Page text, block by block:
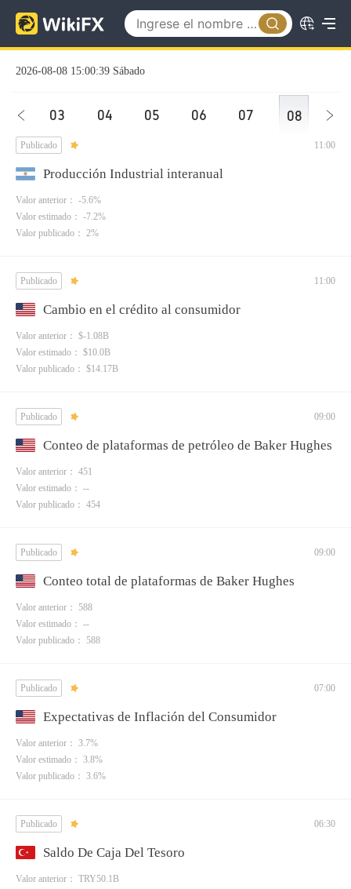
2026-08-08 15:00:39 Sábado
03 04 05 06 07 08
Publicado 11:00
Producción Industrial interanual
Valor anterior： -5.6%
Valor estimado： -7.2%
Valor publicado： 2%
Publicado 11:00
Cambio en el crédito al consumidor
Valor anterior： $-1.08B
Valor estimado： $10.0B
Valor publicado： $14.17B
Publicado 09:00
Conteo de plataformas de petróleo de Baker Hughes
Valor anterior： 451
Valor estimado： --
Valor publicado： 454
Publicado 09:00
Conteo total de plataformas de Baker Hughes
Valor anterior： 588
Valor estimado： --
Valor publicado： 588
Publicado 07:00
Expectativas de Inflación del Consumidor
Valor anterior： 3.7%
Valor estimado： 3.8%
Valor publicado： 3.6%
Publicado 06:30
Saldo De Caja Del Tesoro
Valor anterior： TRY50.1B